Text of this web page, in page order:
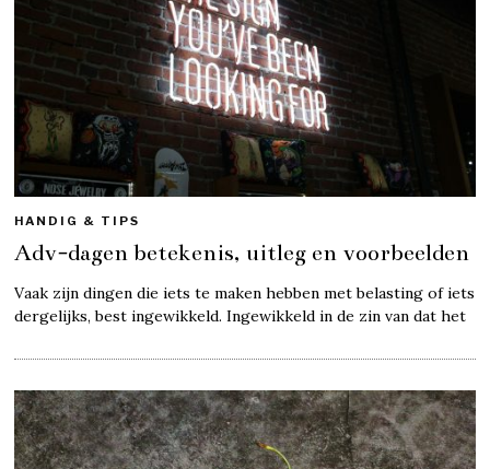
HANDIG & TIPS
Adv-dagen betekenis, uitleg en voorbeelden
Vaak zijn dingen die iets te maken hebben met belasting of iets
dergelijks, best ingewikkeld. Ingewikkeld in de zin van dat het